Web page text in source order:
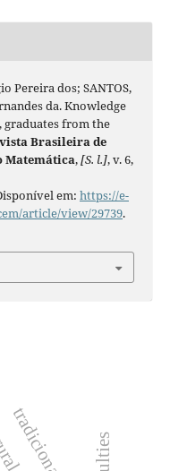
Pereira dos; SANTOS,
da. Knowledge
graduates from the
Brasileira de
Matemática,[S. l.], v. 6,
em: https://e-
article/view/29739.